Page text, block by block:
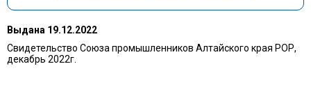
Выдана 19.12.2022
Свидетельство Союза промышленников Алтайского края РОР,
декабрь 2022г.